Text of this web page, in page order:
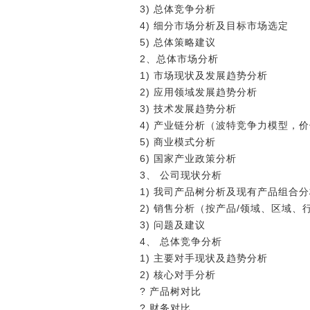
3) 总体竞争分析
4) 细分市场分析及目标市场选定
5) 总体策略建议
2、总体市场分析
1) 市场现状及发展趋势分析
2) 应用领域发展趋势分析
3) 技术发展趋势分析
4) 产业链分析（波特竞争力模型，价
5) 商业模式分析
6) 国家产业政策分析
3、 公司现状分析
1) 我司产品树分析及现有产品组合
2) 销售分析（按产品/领域、区域、行
3) 问题及建议
4、 总体竞争分析
1) 主要对手现状及趋势分析
2) 核心对手分析
? 产品树对比